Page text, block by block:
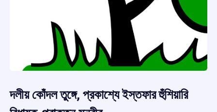
দলীয় কোঁদল তুঙ্গে, প্রকাশ্যে ইস্তফার হুঁশিয়ারি